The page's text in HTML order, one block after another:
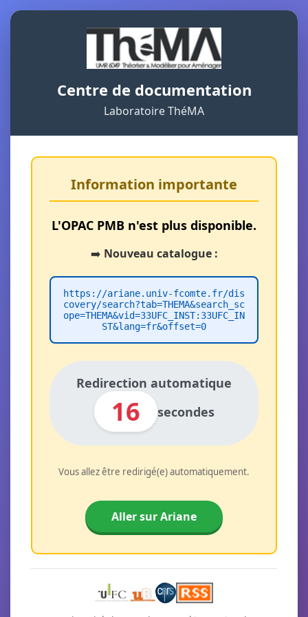
Centre de documentation
Laboratoire ThéMA
Information importante
L'OPAC PMB n'est plus disponible.
➡️ Nouveau catalogue :
https://ariane.univ-fcomte.fr/dis
covery/search?tab=THEMA&search_sc
ope=THEMA&vid=33UFC_INST:33UFC_IN
ST&lang=fr&offset=0
Redirection automatique
16 secondes
Vous allez être redirigé(e) automatiquement.
Aller sur Ariane